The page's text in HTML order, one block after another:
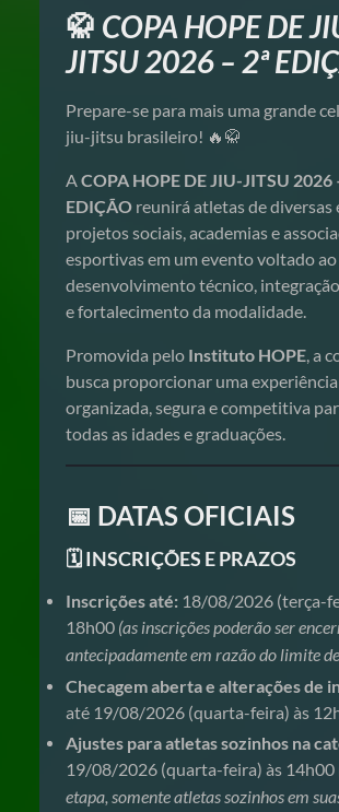
🥋 COPA HOPE DE
JITSU 2026 – 2ª
Prepare-se para mais uma grande
jiu-jitsu brasileiro! 🔥🥋
ACOPA HOPE DE JIU-JITSU 2026
EDIÇÃO reunirá atletas de diversas
projetos sociais, academias e
esportivas em um evento voltado ao
desenvolvimento técnico,
e fortalecimento da modalidade.
Promovida pelo Instituto HOPE, a
busca proporcionar uma experiência
organizada, segura e competitiva
todas as idades e graduações.
📅 DATAS OFICIAIS
🗓️ INSCRIÇÕES E PRAZOS
Inscrições até: 18/08/2026 (terça-
18h00 (as inscrições poderão ser
antecipadamente em razão do limite
Checagem aberta e alterações de
até 19/08/2026 (quarta-feira) às
Ajustes para atletas sozinhos na
19/08/2026 (quarta-feira) às 14h00
etapa, somente atletas sozinhos em